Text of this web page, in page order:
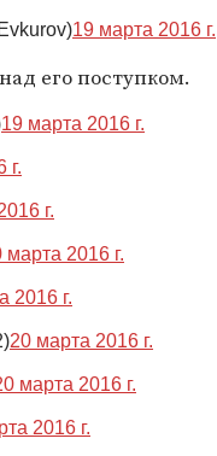
19 марта 2016 г.
его поступком.
19 марта 2016 г.
г.
г.
марта 2016 г.
2016 г.
20 марта 2016 г.
марта 2016 г.
2016 г.